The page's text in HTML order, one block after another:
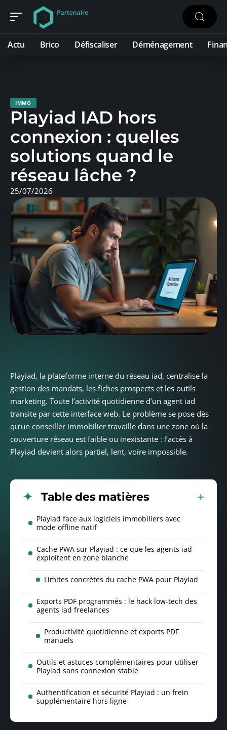
Actu Brico Défiscaliser Déménagement
IMMO
Playiad IAD hors
connexion : quelles
solutions quand le
réseau lâche ?
25/07/2026
Playiad, la plateforme interne du réseau iad, centralise la
gestion des mandats, les fiches prospects et les outils
marketing. Toute l’activité quotidienne d’un agent iad
transite par cette interface web. Le problème se pose dès
qu’un conseiller immobilier travaille dans une zone où la
couverture réseau est faible ou inexistante : l’accès à
Playiad devient alors partiel, lent, voire impossible.
Table des matières
Playiad face aux logiciels immobiliers avec
mode offline natif
Cache PWA sur Playiad : ce que les agents iad
exploitent en zone blanche
Limites concrètes du cache PWA pour Playiad
Exports PDF programmés : le hack low-tech des
agents iad freelances
Productivité quotidienne et exports PDF
manuels
Outils et astuces complémentaires pour utiliser
Playiad sans connexion stable
Authentification et sécurité Playiad : un frein
supplémentaire hors ligne